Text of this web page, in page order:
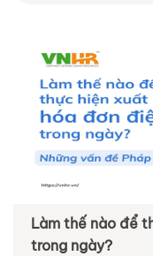
Làm thế nào để
trong ngày?